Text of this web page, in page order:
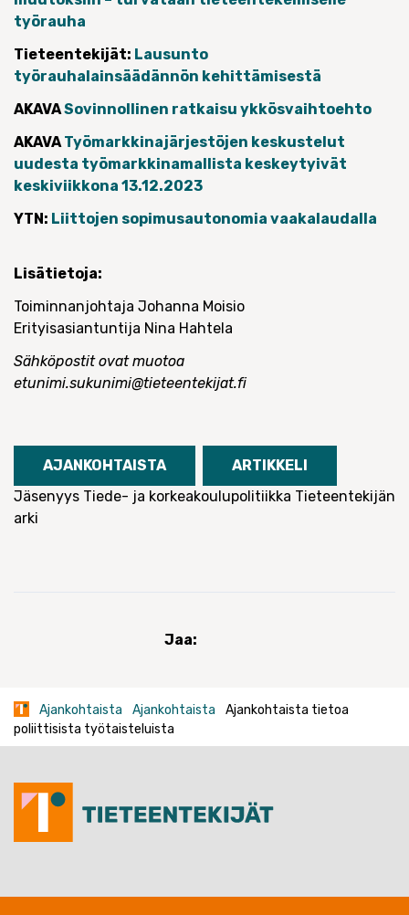
työrauha
Tieteentekijät: Lausunto
työrauhalainsäädännön kehittämisestä
AKAVASovinnollinen ratkaisu ykkösvaihtoehto
AKAVATyömarkkinajärjestöjen keskustelut
uudesta työmarkkinamallista keskeytyivät
keskiviikkona 13.12.2023
YTN: Liittojen sopimusautonomia vaakalaudalla
Lisätietoja:
Toiminnanjohtaja Johanna Moisio
Erityisasiantuntija Nina Hahtela
Sähköpostit ovat muotoa
etunimi.sukunimi@tieteentekijat.fi
AJANKOHTAISTA
ARTIKKELI
Jäsenyys Tiede- ja korkeakoulupolitiikka Tieteentekijän
arki
Jaa:
Ajankohtaista Ajankohtaista
Ajankohtaista tietoa
poliittisista työtaisteluista